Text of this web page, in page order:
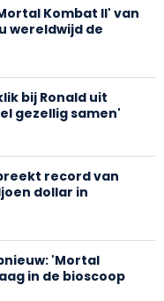
Kombat II' van
wereldwijd de
bij Ronald uit
gezellig samen'
record van
dollar in
'Mortal
in de bioscoop